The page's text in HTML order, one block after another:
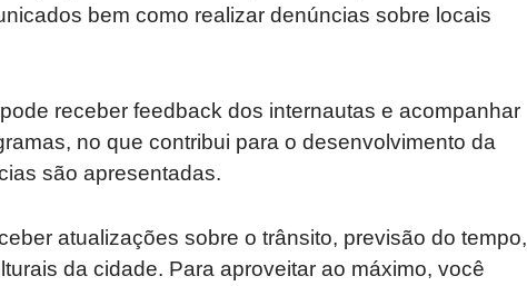
bem como realizar denúncias sobre locais
receber feedback dos internautas e acompanhar
no que contribui para o desenvolvimento da
são apresentadas.
atualizações sobre o trânsito, previsão do tempo,
da cidade. Para aproveitar ao máximo, você